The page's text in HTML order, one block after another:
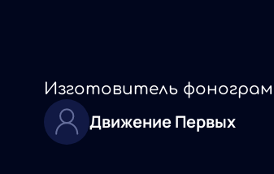
Изготовитель
Движение Первых